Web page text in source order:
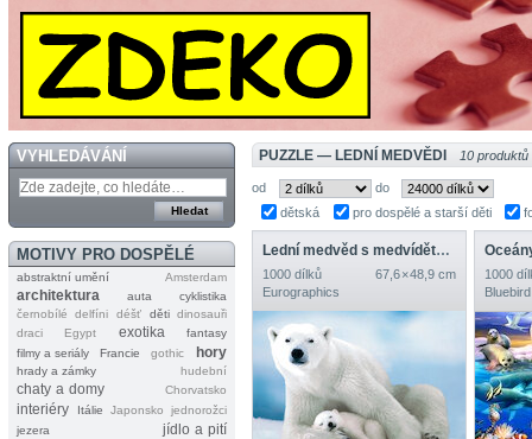
VYHLEDÁVÁNÍ
MOTIVY PRO DOSPĚLÉ
abstraktní umění Amsterdam
architektura auta
cyklistika
černobílé
delfíni déšť děti dinosauři
draci
Egypt exotika
fantasy
filmy a seriály
Francie gothic hory
hrady a zámky hudební
chaty a domy Chorvatsko
interiéry Itálie Japonsko
jednorožci
jezera
jídlo a pití
PUZZLE — LEDNÍ MEDVĚDI 10 produktů
od
do
dětská
pro dospělé a starší děti
Lední medvěd s medvídětem
1000 dílků
67,6 × 48,9 cm
Eurographics
1000